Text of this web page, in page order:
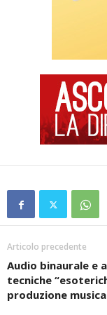
Articolo precedente
Audio binaurale e
tecniche
produzione